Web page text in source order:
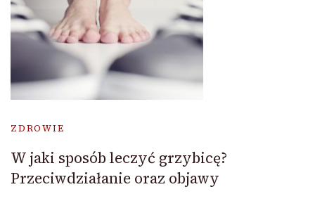
ZDROWIE
W jaki sposób leczyć grzybicę?
Przeciwdziałanie oraz objawy